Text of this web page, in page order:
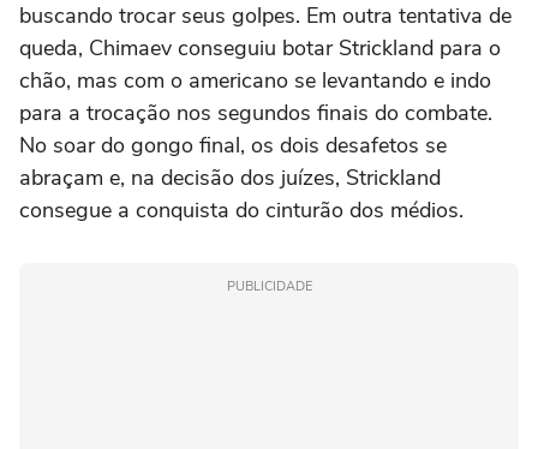
buscando trocar seus golpes. Em outra tentativa de
queda, Chimaev conseguiu botar Strickland para o
chão, mas com o americano se levantando e indo
para a trocação nos segundos finais do combate.
No soar do gongo final, os dois desafetos se
abraçam e, na decisão dos juízes, Strickland
consegue a conquista do cinturão dos médios.
PUBLICIDADE